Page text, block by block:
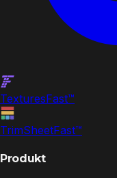
TexturesFast™
TrimSheetFast™
Produkt